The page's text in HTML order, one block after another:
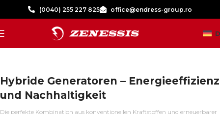
(0040) 255 227 825 office@endress-group.ro
Hybride Generatoren – Energieeffizienz
und Nachhaltigkeit
Die perfekte Kombination aus konventionellen Kraftstoffen und erneuerbarer